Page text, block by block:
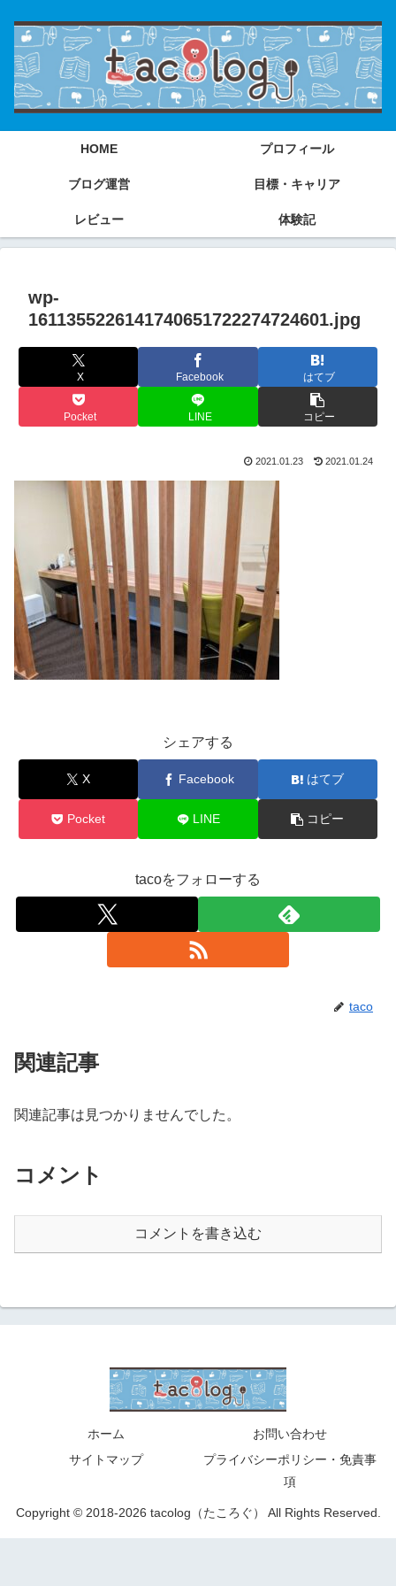
HOME プロフィール
ブログ運営 目標・キャリア
レビュー 体験記
wp-
1611355226141740651722274724601.jpg
X Facebook はてブ
Pocket LINE コピー
2021.01.23 2021.01.24
シェアする
X Facebook はてブ
Pocket LINE コピー
tacoをフォローする
taco
関連記事
関連記事は見つかりませんでした。
コメント
コメントを書き込む
ホーム
お問い合わせ
サイトマップ
プライバシーポリシー・免責事
項
Copyright © 2018-2026 tacolog（たころぐ） All Rights Reserved.